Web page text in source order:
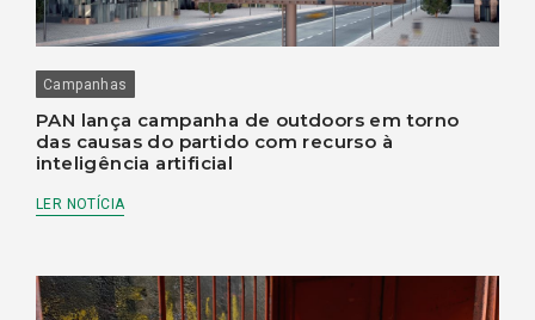
Campanhas
PAN lança campanha de outdoors em torno
das causas do partido com recurso à
inteligência artificial
LER NOTÍCIA